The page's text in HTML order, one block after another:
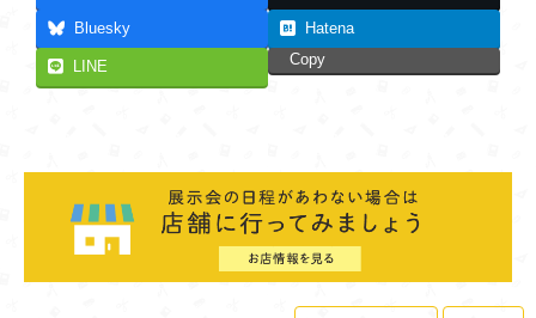
Bluesky Hatena
LINE Copy